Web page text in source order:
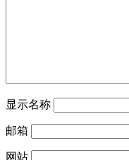
显示名称
邮箱
网站